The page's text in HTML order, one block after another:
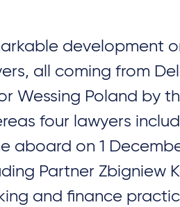
development
all coming from
Wessing Poland by
four lawyers
aboard on 1
Partner Zbigniew
and finance